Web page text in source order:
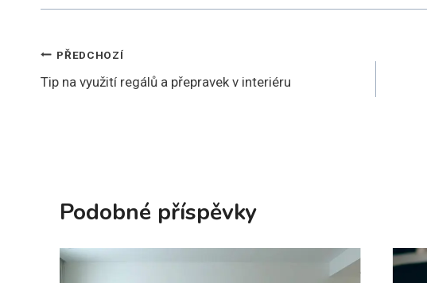
Navigace
pro
PŘEDCHOZÍ
Tip na využití regálů a přepravek v interiéru
Podobné příspěvky